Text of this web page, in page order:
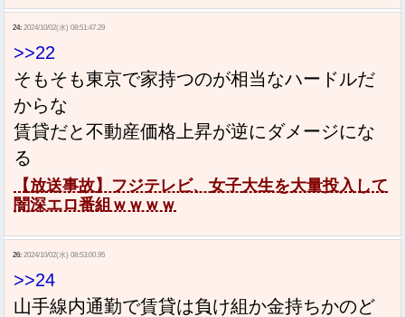
24: 2024/10/02(水) 08:51:47.29
>>22
そもそも東京で家持つのが相当なハードルだ
からな
賃貸だと不動産価格上昇が逆にダメージにな
る
【放送事故】フジテレビ、女子大生を大量投入して
闇深エロ番組ｗｗｗｗ
26: 2024/10/02(水) 08:53:00.95
>>24
山手線内通勤で賃貸は負け組か金持ちかのど